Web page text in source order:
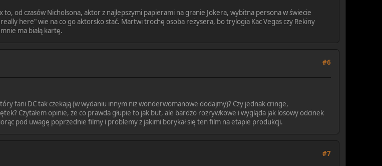
od czasów Nicholsona, aktor z najlepszymi papierami na granie Jokera, wybitna persona w świecie
here" wie na co go aktorsko stać. Martwi trochę osoba reżysera, bo trylogia Kac Vegas czy Rekiny
ma białą kartę.
#6
fani DC tak czekają (w wydaniu innym niż wonderwomanowe dodajmy)? Czy jednak cringe,
Czytałem opinie, że co prawda głupie to jak but, ale bardzo rozrywkowe i wygląda jak losowy odcinek
pod uwagę poprzednie filmy i problemy z jakimi borykał się ten film na etapie produkcji.
#7